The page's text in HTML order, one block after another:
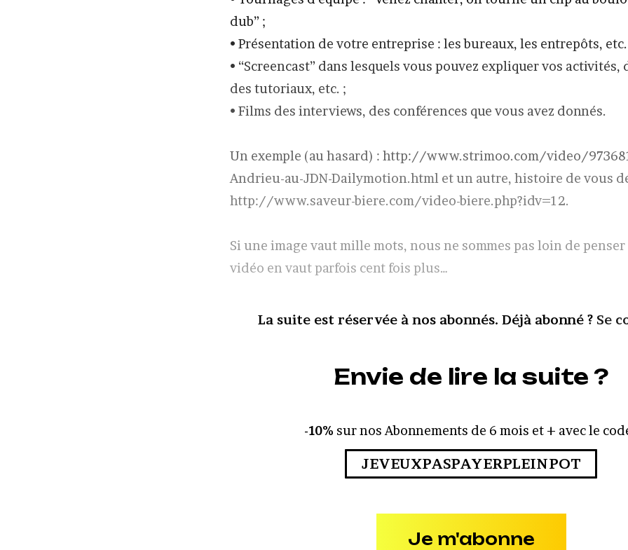
dub” ;
• Présentation de votre entreprise : les bureaux, les entrepôts, etc.
• “Screencast” dans lesquels vous pouvez expliquer vos activités,
des tutoriaux, etc. ;
• Films des interviews, des conférences que vous avez donnés.
Un exemple (au hasard) : http://www.strimoo.com/video/
Andrieu-au-JDN-Dailymotion.html et un autre, histoire de vous
http://www.saveur-biere.com/video-biere.php?idv=12.
Si une image vaut mille mots, nous ne sommes pas loin de penser
vidéo en vaut parfois cent fois plus…
La suite est réservée à nos abonnés. Déjà abonné ? Se
Envie de lire la suite ?
-10% sur nos Abonnements de 6 mois et + avec le
JEVEUXPASPAYERPLEINPOT
Je m'abonne